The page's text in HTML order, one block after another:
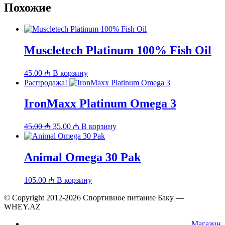
Похожие
Muscletech Platinum 100% Fish Oil
45.00 ₼ В корзину
Распродажа!
IronMaxx Platinum Omega 3
45.00₼ Первоначальная
цена
составляла
45.00 ₼.
35.00 ₼ Текущая
цена:
В корзину
Animal Omega 30 Pak
105.00 ₼ В корзину
© Copyright 2012-2026 Спортивное питание Баку —
WHEY.AZ